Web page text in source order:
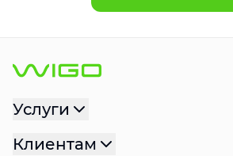
Услуги
Клиентам